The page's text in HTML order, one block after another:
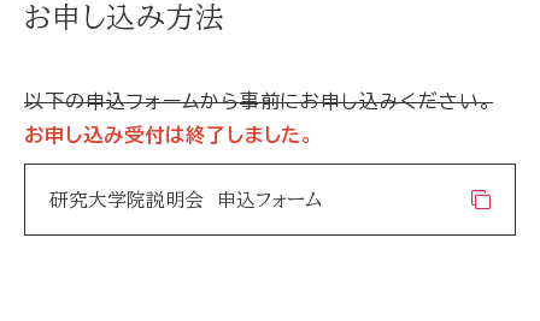
お申し込み方法
以下の申込フォームから事前にお申し込みください。
お申し込み受付は終了しました。
研究大学院説明会 申込フォーム